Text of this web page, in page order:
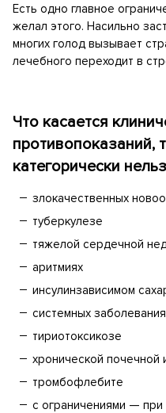
Есть одно главное
желал этого. Насильно
многих голод вызывает
лечебного переходит в
Что касается
противопоказаний,
категорически
злокачественных
туберкулезе
тяжелой сердечной
аритмиях
инсулинзависимом
системных
тириотоксикозе
хронической почечной
тромбофлебите
с ограничениями —